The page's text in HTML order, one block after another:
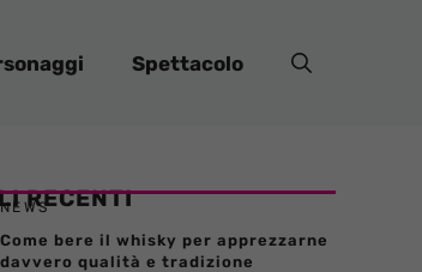
Spettacolo
RECENTI
NEWS
Come bere il whisky per apprezzarne
davvero qualità e tradizione